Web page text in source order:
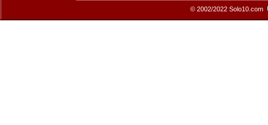
© 2002/2022 Solo10.com